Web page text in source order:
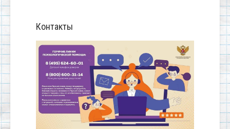
Контакты